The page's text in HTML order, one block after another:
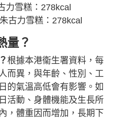
力雪糕：278kcal
古力雪糕：278kcal
量？
根據本港衞生署資料，每
而異，與年齡、性別、工
的氣溫高低會有影響。如
活動、身體機能及生長所
，體重因而增加，長期下